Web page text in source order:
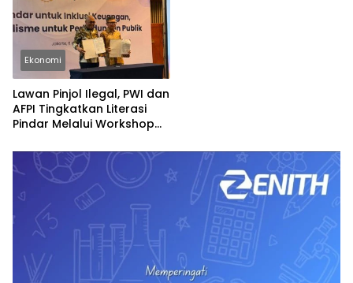
Ekonomi
Lawan Pinjol Ilegal, PWI dan
AFPI Tingkatkan Literasi
Pindar Melalui Workshop